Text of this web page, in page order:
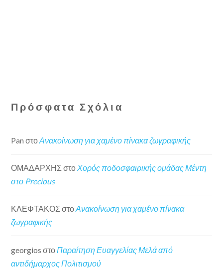
Πρόσφατα Σχόλια
Pan στοΑνακοίνωση για χαμένο πίνακα ζωγραφικής
ΟΜΑΔΑΡΧΗΣ στοΧορός ποδοσφαιρικής ομάδας Μέντη
στο Precious
ΚΛΕΦΤΑΚΟΣ στοΑνακοίνωση για χαμένο πίνακα
ζωγραφικής
georgios στο Παραίτηση Ευαγγελίας Μελά από
αντιδήμαρχος Πολιτισμού